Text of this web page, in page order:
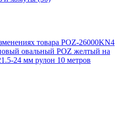
товара POZ-26000KN4
овальный POZ желтый на
24 мм рулон 10 метров